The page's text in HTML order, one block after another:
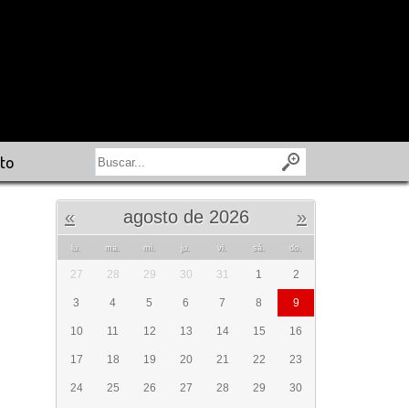
« agosto de 2026 »
lu. ma. mi. ju. vi. sá. do.
27 28 29 30 31 1 2
3 4 5 6 7 8 9
10 11 12 13 14 15 16
17 18 19 20 21 22 23
24 25 26 27 28 29 30